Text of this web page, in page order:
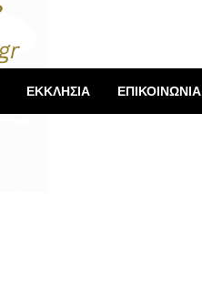
ΕΚΚΛΗΣΙΑ ΕΠΙΚΟΙΝΩΝΙΑ